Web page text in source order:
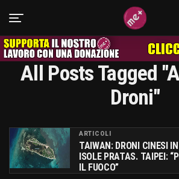
All Posts Tagged
Droni"
ARTICOLI
TAIWAN: DRONI CINESI
ISOLE PRATAS. TAIPEI:
IL FUOCO”